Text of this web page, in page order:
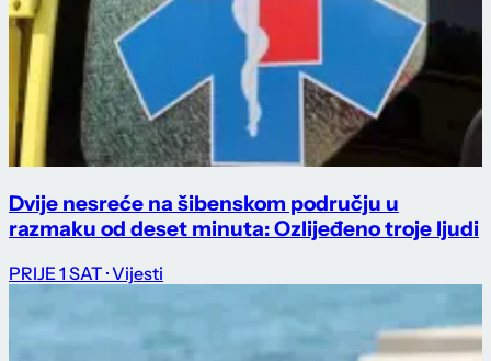
Dvije nesreće na šibenskom području u
razmaku od deset minuta: Ozlijeđeno troje ljudi
PRIJE 1 SAT · Vijesti